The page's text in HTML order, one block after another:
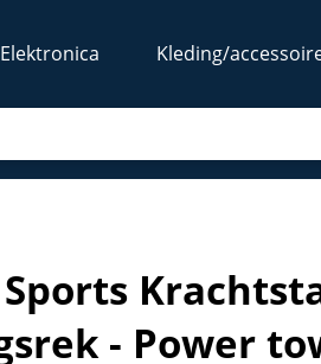
Elektronica Kleding/
- Power tower met Pull up
- Power